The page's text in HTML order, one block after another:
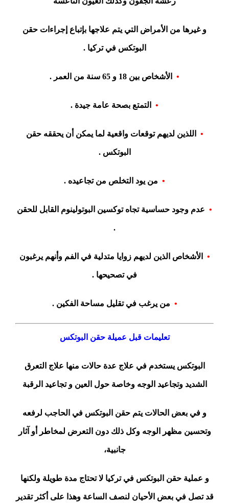
و غيرها من الأمراض التي يتم علاجها بإتباع إجراءات حقن
البوتكس في تركيا .
• الأشخاص بين 18 و 65 سنة من العمر .
• التمتع بصحة عامة جيدة .
• اللذين لديهم توقعات واقعية لما يمكن أن يحققه حقن
البوتكس .
• من يود التخلص من تجاعيده .
• عدم وجود حساسية تجاه توكسين البوتولينوم القابل للحقن
.
• الأشخاص الذين لديهم زوايا متدلية في الفم وأنهم يرغبون
في تصحيحها .
• من يرغب في تقليل مساحة الفكين .
تعليمات قبل عميلة حقن البوتكس
البوتكس يستخدم في علاج عدة حالات منها علاج التعرق
الشديد وتجاعيد الوجه وخاصة حول العين و تجاعيد الرقبة
و في بعض الحالات يتم حقن البوتكس في الحاجب لرفعه
وتحسين مظهر الوجه وكل ذلك دون التعرض لمخاطر أو آثار
جانبية،
و عملية حقن البوتكس في تركيا لا تحتاج مدة طويلة ولكنها
قد تصل في بعض الأحيان لنصف الساعة وهذا على أكثر تقدير